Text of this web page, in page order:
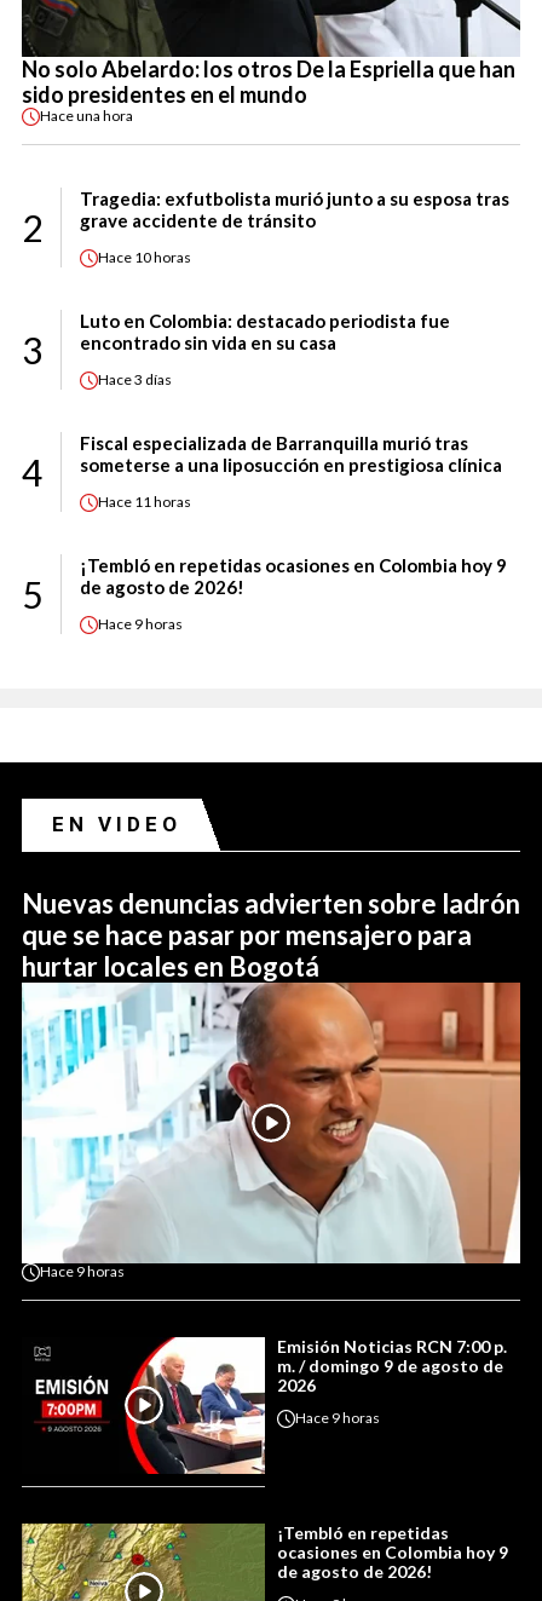
No solo Abelardo: los otros De la Espriella que han
sido presidentes en el mundo
Haceuna hora
2
Tragedia: exfutbolista murió junto a su esposa tras
grave accidente de tránsito
Hace 10 horas
3
Luto en Colombia: destacado periodista fue
encontrado sin vida en su casa
Hace3 días
4
Fiscal especializada de Barranquilla murió tras
someterse a una liposucción en prestigiosa clínica
Hace 11 horas
5
¡Tembló en repetidas ocasiones en Colombia hoy 9
de agosto de 2026!
Hace 9 horas
EN VIDEO
Nuevas denuncias advierten sobre ladrón
que se hace pasar por mensajero para
hurtar locales en Bogotá
Hace 9 horas
Emisión Noticias RCN 7:00 p.
m. / domingo 9 de agosto de
2026
Hace 9 horas
¡Tembló en repetidas
ocasiones en Colombia hoy 9
de agosto de 2026!